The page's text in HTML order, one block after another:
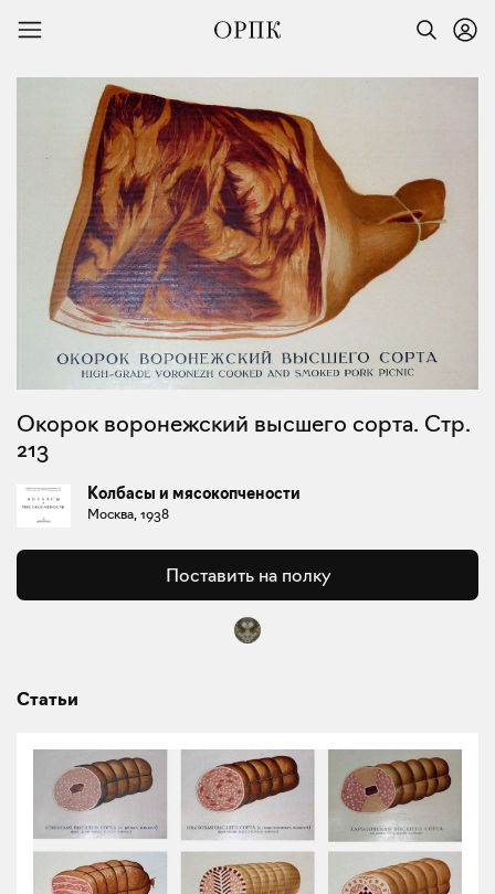
Окорок воронежский высшего сорта. Стр.
213
Колбасы и мясокопчености
Москва, 1938
Поставить на полку
Статьи